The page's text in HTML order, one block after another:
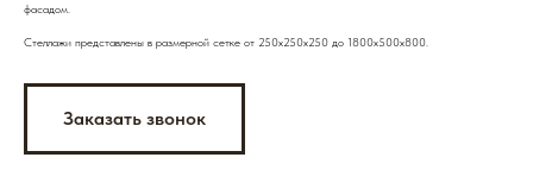
фасадом.
Стеллажи представлены в размерной сетке от 250х250х250 до 1800х500х800.
Заказать звонок